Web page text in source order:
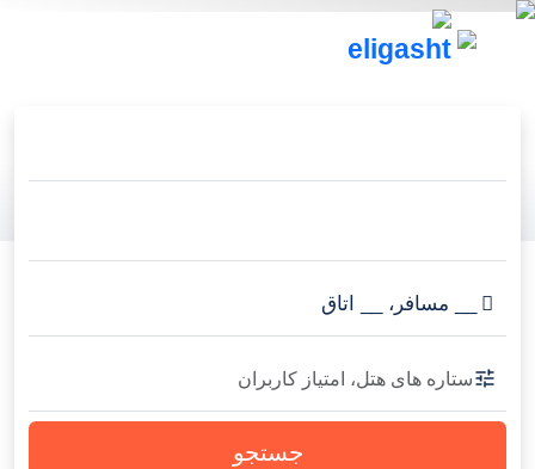
مسافر ، اتاق
ستاره های هتل، امتیاز کاربران
جستجو